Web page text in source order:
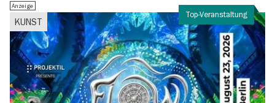
Top-Veranstaltung
KUNST
Anzeige